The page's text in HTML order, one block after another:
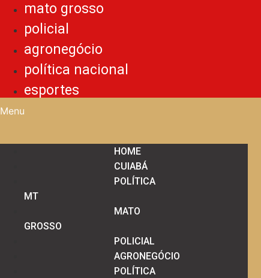
mato grosso
policial
agronegócio
política nacional
esportes
Menu
HOME
CUIABÁ
POLÍTICA
MT
MATO
GROSSO
POLICIAL
AGRONEGÓCIO
POLÍTICA